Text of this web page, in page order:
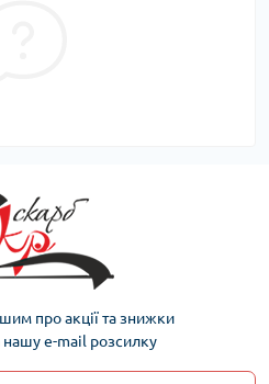
про акції та знижки
нашу e-mail розсилку